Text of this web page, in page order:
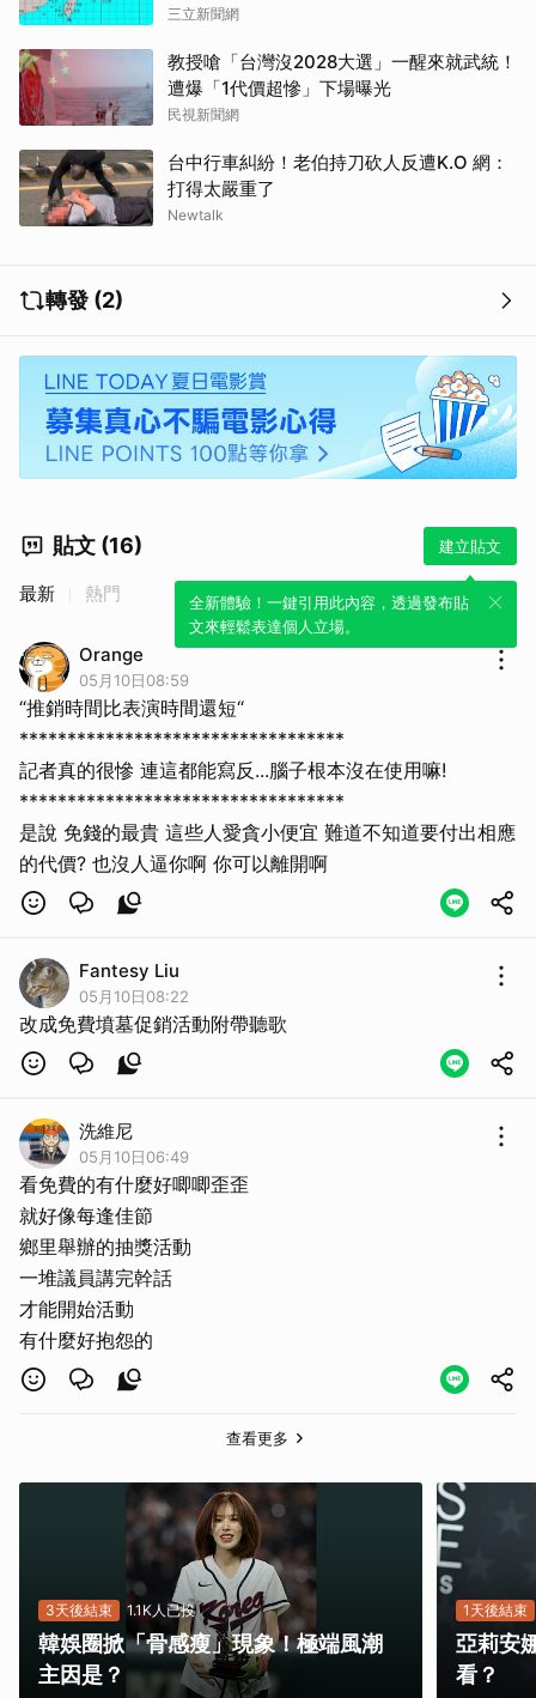
三立新聞網
教授嗆「台灣沒2028大選」一醒來就武統！
遭爆「1代價超慘」下場曝光
民視新聞網
台中行車糾紛！老伯持刀砍人反遭K.O 網：
打得太嚴重了
Newtalk
轉發 (2)
貼文 (16) 建立貼文
全新體驗！一鍵引用此內容，透過發布貼
文來輕鬆表達個人立場。
最新 熱門
Orange
05月10日08:59
“推銷時間比表演時間還短“
**********************************
記者真的很慘 連這都能寫反...腦子根本沒在使用嘛!
**********************************
是說 免錢的最貴 這些人愛貪小便宜 難道不知道要付出相應
的代價? 也沒人逼你啊 你可以離開啊
Fantesy Liu
05月10日08:22
改成免費墳墓促銷活動附帶聽歌
洗維尼
05月10日06:49
看免費的有什麼好唧唧歪歪
就好像每逢佳節
鄉里舉辦的抽獎活動
一堆議員講完幹話
才能開始活動
有什麼好抱怨的
查看更多
3天後結束 1.1K人已投
韓娛圈掀「骨感瘦」現象！極端風潮
主因是？
1天後結束
亞莉安
看？